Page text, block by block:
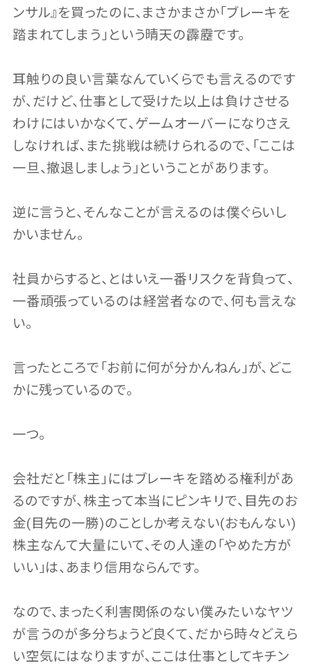
ンサル』を買ったのに、まさかまさか「ブレーキを
踏まれてしまう」という晴天の霹靂です。
耳触りの良い言葉なんていくらでも言えるのです
が、だけど、仕事として受けた以上は負けさせる
わけにはいかなくて、ゲームオーバーになりさえ
しなければ、また挑戦は続けられるので、「ここは
一旦、撤退しましょう」ということがあります。
逆に言うと、そんなことが言えるのは僕ぐらいし
かいません。
社員からすると、とはいえ一番リスクを背負って、
一番頑張っているのは経営者なので、何も言えな
い。
言ったところで「お前に何が分かんねん」が、どこ
かに残っているので。
一つ。
会社だと「株主」にはブレーキを踏める権利があ
るのですが、株主って本当にピンキリで、目先のお
金(目先の一勝)のことしか考えない(おもんない)
株主なんて大量にいて、その人達の「やめた方が
いい」は、あまり信用ならんです。
なので、まったく利害関係のない僕みたいなヤツ
が言うのが多分ちょうど良くて、だから時々どえら
い空気にはなりますが、ここは仕事としてキチン